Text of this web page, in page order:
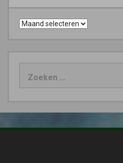
Archieven